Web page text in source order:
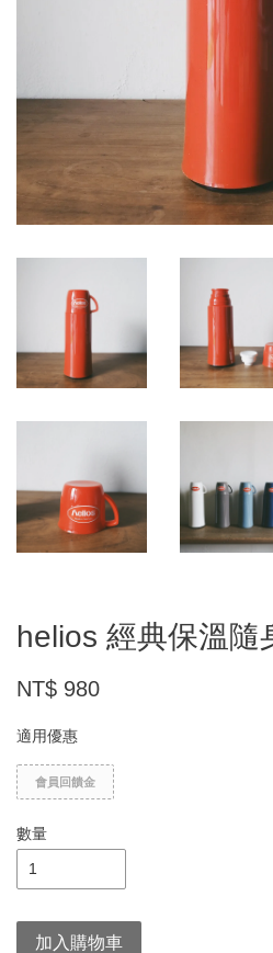
helios 經典保溫隨
NT$ 980
適用優惠
會員回饋金
數量
加入購物車